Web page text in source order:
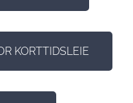
KORTTIDSLEIE